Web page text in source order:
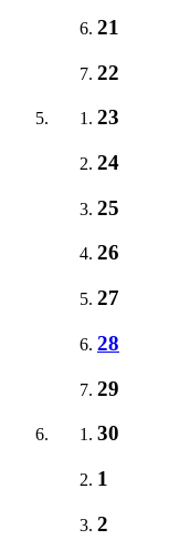
21
22
23
24
25
26
27
28
29
30
1
2